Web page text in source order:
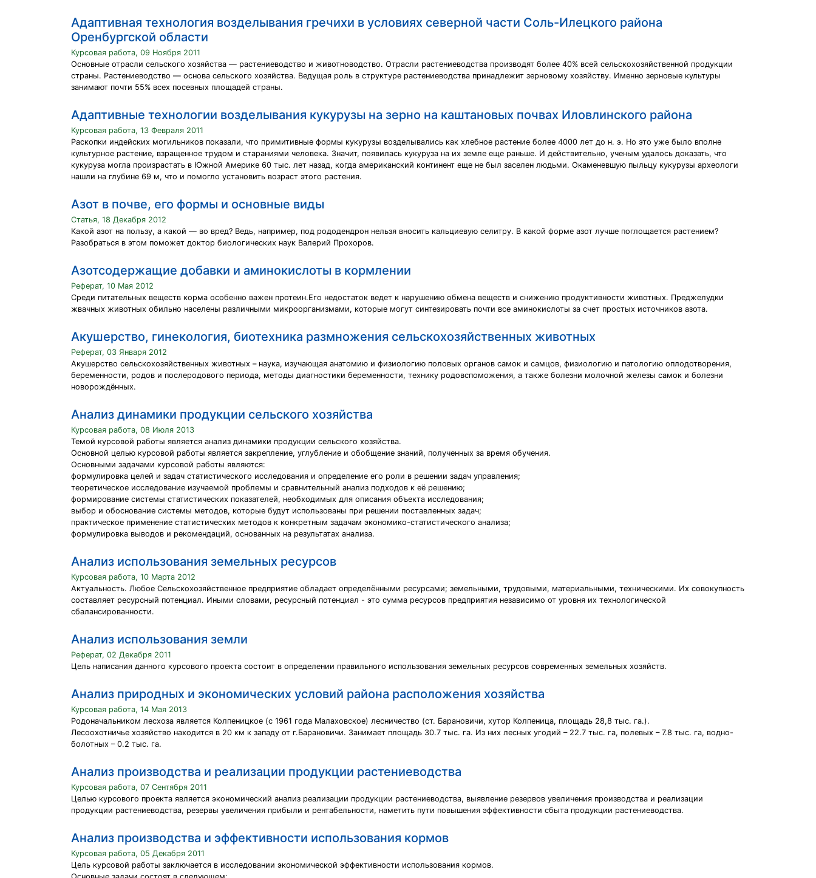
Адаптивная технология возделывания гречихи в условиях северной части Соль-Илецкого района
Оренбургской области
Курсовая работа, 09 Ноября 2011
Основные отрасли сельского хозяйства — растениеводство и животноводство. Отрасли растениеводства производят более 40% всей сельскохозяйственной продукции
страны. Растениеводство — основа сельского хозяйства. Ведущая роль в структуре растениеводства принадлежит зерновому хозяйству. Именно зерновые культуры
занимают почти 55% всех посевных площадей страны.
Адаптивные технологии возделывания кукурузы на зерно на каштановых почвах Иловлинского района
Курсовая работа, 13 Февраля 2011
Раскопки индейских могильников показали, что примитивные формы кукурузы возделывались как хлебное растение более 4000 лет до н. э. Но это уже было вполне
культурное растение, взращенное трудом и стараниями человека. Значит, появилась кукуруза на их земле еще раньше. И действительно, ученым удалось доказать, что
кукуруза могла произрастать в Южной Америке 60 тыс. лет назад, когда американский континент еще не был заселен людьми. Окаменевшую пыльцу кукурузы археологи
нашли на глубине 69 м, что и помогло установить возраст этого растения.
Азот в почве, его формы и основные виды
Статья, 18 Декабря 2012
Какой азот на пользу, а какой — во вред? Ведь, например, под рододендрон нельзя вносить кальциевую селитру. В какой форме азот лучше поглощается растением?
Разобраться в этом поможет доктор биологических наук Валерий Прохоров.
Азотсодержащие добавки и аминокислоты в кормлении
Реферат, 10 Мая 2012
Среди питательных веществ корма особенно важен протеин.Его недостаток ведет к нарушению обмена веществ и снижению продуктивности животных. Преджелудки
жвачных животных обильно населены различными микроорганизмами, которые могут синтезировать почти все аминокислоты за счет простых источников азота.
Акушерство, гинекология, биотехника размножения сельскохозяйственных животных
Реферат, 03 Января 2012
Акушерство сельскохозяйственных животных – наука, изучающая анатомию и физиологию половых органов самок и самцов, физиологию и патологию оплодотворения,
беременности, родов и послеродового периода, методы диагностики беременности, технику родовспоможения, а также болезни молочной железы самок и болезни
новорождённых.
Анализ динамики продукции сельского хозяйства
Курсовая работа, 08 Июля 2013
Темой курсовой работы является анализ динамики продукции сельского хозяйства.
Основной целью курсовой работы является закрепление, углубление и обобщение знаний, полученных за время обучения.
Основными задачами курсовой работы являются:
формулировка целей и задач статистического исследования и определение его роли в решении задач управления;
теоретическое исследование изучаемой проблемы и сравнительный анализ подходов к её решению;
формирование системы статистических показателей, необходимых для описания объекта исследования;
выбор и обоснование системы методов, которые будут использованы при решении поставленных задач;
практическое применение статистических методов к конкретным задачам экономико-статистического анализа;
формулировка выводов и рекомендаций, основанных на результатах анализа.
Анализ использования земельных ресурсов
Курсовая работа, 10 Марта 2012
Актуальность. Любое Сельскохозяйственное предприятие обладает определёнными ресурсами; земельными, трудовыми, материальными, техническими. Их совокупность
составляет ресурсный потенциал. Иными словами, ресурсный потенциал - это сумма ресурсов предприятия независимо от уровня их технологической
сбалансированности.
Анализ использования земли
Реферат, 02 Декабря 2011
Цель написания данного курсового проекта состоит в определении правильного использования земельных ресурсов современных земельных хозяйств.
Анализ природных и экономических условий района расположения хозяйства
Курсовая работа, 14 Мая 2013
Родоначальником лесхоза является Колпеницкое (с 1961 года Малаховское) лесничество (ст. Барановичи, хутор Колпеница, площадь 28,8 тыс. га.).
Лесоохотничье хозяйство находится в 20 км к западу от г.Барановичи. Занимает площадь 30.7 тыс. га. Из них лесных угодий – 22.7 тыс. га, полевых – 7.8 тыс. га, водно-
болотных – 0.2 тыс. га.
Анализ производства и реализации продукции растениеводства
Курсовая работа, 07 Сентября 2011
Целью курсового проекта является экономический анализ реализации продукции растениеводства, выявление резервов увеличения производства и реализации
продукции растениеводства, резервы увеличения прибыли и рентабельности, наметить пути повышения эффективности сбыта продукции растениеводства.
Анализ производства и эффективности использования кормов
Курсовая работа, 05 Декабря 2011
Цель курсовой работы заключается в исследовании экономической эффективности использования кормов.